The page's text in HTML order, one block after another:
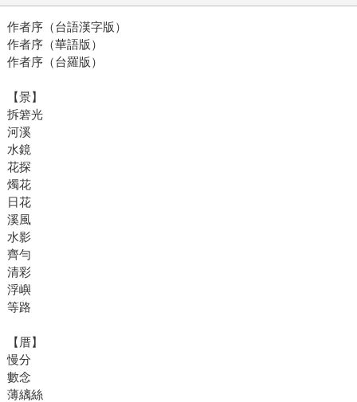
作者序（台語漢字版）
作者序（華語版）
作者序（台羅版）
【景】
拆箬光
河溪
水鏡
花探
燭花
日花
溪風
水影
齊勻
清彩
浮嶼
等路
【厝】
慢分
數念
薄縭絲